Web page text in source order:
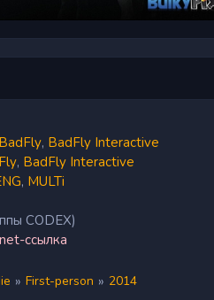
, BadFly Interactive
, BadFly Interactive
, MULTi
CODEX)
ссылка
» First-person » 2014